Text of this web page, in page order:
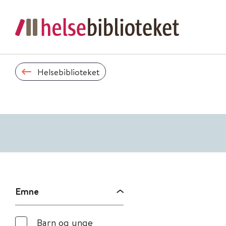
Helsebiblioteket
Emne
Barn og unge